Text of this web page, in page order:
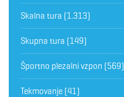
Skalna tura (1.313)
Skupna tura (149)
Športno plezalni vzpon (569)
Tekmovanje (41)